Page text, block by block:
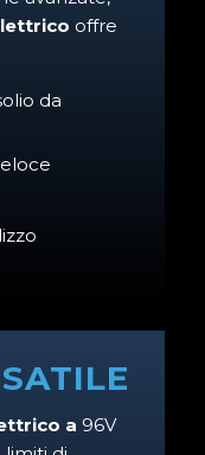
offre
da
a 96V